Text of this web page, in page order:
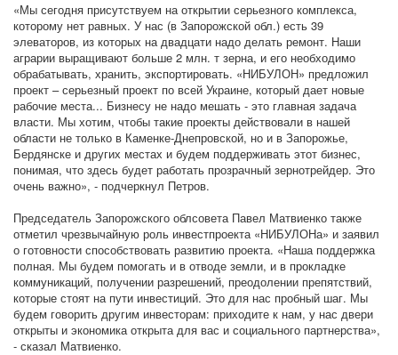
«Мы сегодня присутствуем на открытии серьезного комплекса,
которому нет равных. У нас (в Запорожской обл.) есть 39
элеваторов, из которых на двадцати надо делать ремонт. Наши
аграрии выращивают больше 2 млн. т зерна, и его необходимо
обрабатывать, хранить, экспортировать. «НИБУЛОН» предложил
проект – серьезный проект по всей Украине, который дает новые
рабочие места... Бизнесу не надо мешать - это главная задача
власти. Мы хотим, чтобы такие проекты действовали в нашей
области не только в Каменке-Днепровской, но и в Запорожье,
Бердянске и других местах и будем поддерживать этот бизнес,
понимая, что здесь будет работать прозрачный зернотрейдер. Это
очень важно», - подчеркнул Петров.
Председатель Запорожского облсовета Павел Матвиенко также
отметил чрезвычайную роль инвестпроекта «НИБУЛОНа» и заявил
о готовности способствовать развитию проекта. «Наша поддержка
полная. Мы будем помогать и в отводе земли, и в прокладке
коммуникаций, получении разрешений, преодолении препятствий,
которые стоят на пути инвестиций. Это для нас пробный шаг. Мы
будем говорить другим инвесторам: приходите к нам, у нас двери
открыты и экономика открыта для вас и социального партнерства»,
- сказал Матвиенко.